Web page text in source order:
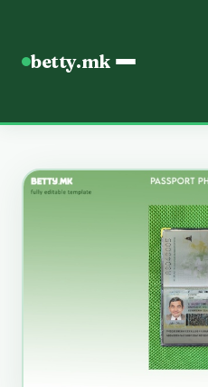
betty.mk